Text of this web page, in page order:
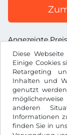
Diese
Einige Cookies
Retargeting
Inhalten und
genutzt
anderen
Informationen
finden Sie in
Angezeigte
ZłPLN
Facebook